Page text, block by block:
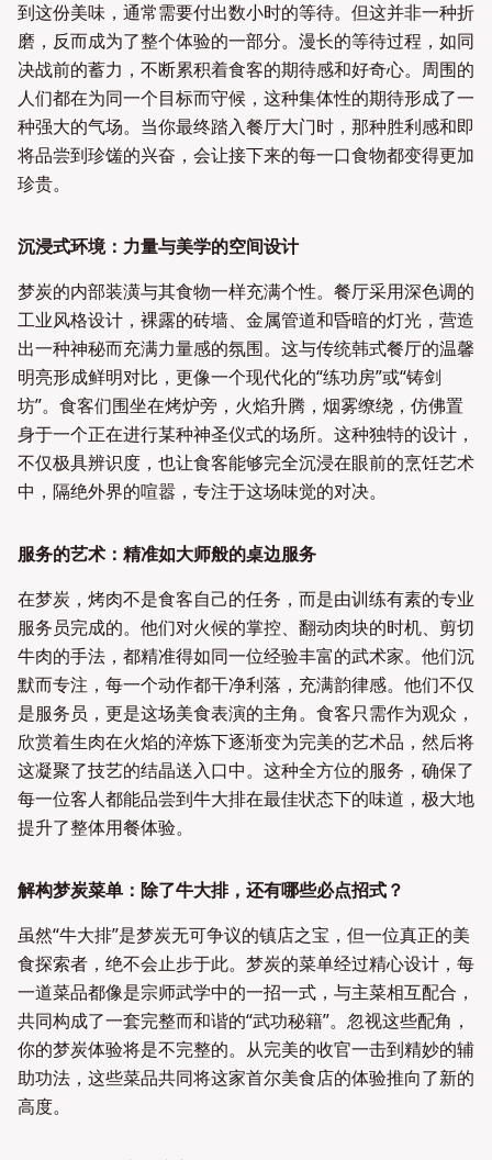
到这份美味，通常需要付出数小时的等待。但这并非一种折
磨，反而成为了整个体验的一部分。漫长的等待过程，如同
决战前的蓄力，不断累积着食客的期待感和好奇心。周围的
人们都在为同一个目标而守候，这种集体性的期待形成了一
种强大的气场。当你最终踏入餐厅大门时，那种胜利感和即
将品尝到珍馐的兴奋，会让接下来的每一口食物都变得更加
珍贵。
沉浸式环境：力量与美学的空间设计
梦炭的内部装潢与其食物一样充满个性。餐厅采用深色调的
工业风格设计，裸露的砖墙、金属管道和昏暗的灯光，营造
出一种神秘而充满力量感的氛围。这与传统韩式餐厅的温馨
明亮形成鲜明对比，更像一个现代化的“练功房”或“铸剑
坊”。食客们围坐在烤炉旁，火焰升腾，烟雾缭绕，仿佛置
身于一个正在进行某种神圣仪式的场所。这种独特的设计，
不仅极具辨识度，也让食客能够完全沉浸在眼前的烹饪艺术
中，隔绝外界的喧嚣，专注于这场味觉的对决。
服务的艺术：精准如大师般的桌边服务
在梦炭，烤肉不是食客自己的任务，而是由训练有素的专业
服务员完成的。他们对火候的掌控、翻动肉块的时机、剪切
牛肉的手法，都精准得如同一位经验丰富的武术家。他们沉
默而专注，每一个动作都干净利落，充满韵律感。他们不仅
是服务员，更是这场美食表演的主角。食客只需作为观众，
欣赏着生肉在火焰的淬炼下逐渐变为完美的艺术品，然后将
这凝聚了技艺的结晶送入口中。这种全方位的服务，确保了
每一位客人都能品尝到牛大排在最佳状态下的味道，极大地
提升了整体用餐体验。
解构梦炭菜单：除了牛大排，还有哪些必点招式？
虽然“牛大排”是梦炭无可争议的镇店之宝，但一位真正的美
食探索者，绝不会止步于此。梦炭的菜单经过精心设计，每
一道菜品都像是宗师武学中的一招一式，与主菜相互配合，
共同构成了一套完整而和谐的“武功秘籍”。忽视这些配角，
你的梦炭体验将是不完整的。从完美的收官一击到精妙的辅
助功法，这些菜品共同将这家首尔美食店的体验推向了新的
高度。